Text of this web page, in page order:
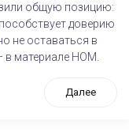
общую позицию:
доверию
не оставаться в
в материале НОМ.
Далее